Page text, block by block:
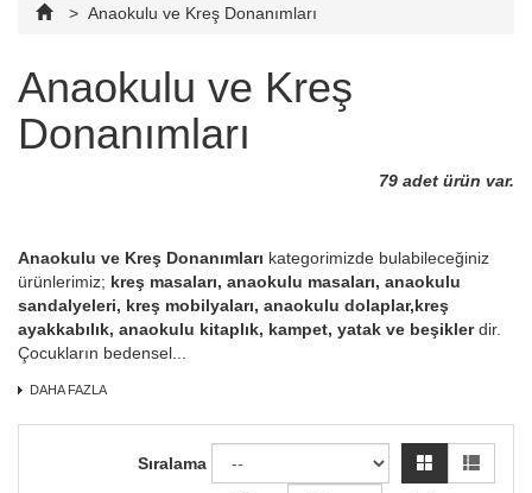
> Anaokulu ve Kreş Donanımları
Anaokulu ve Kreş
Donanımları
79 adet ürün var.
Anaokulu ve Kreş Donanımları kategorimizde bulabileceğiniz
ürünlerimiz; kreş masaları, anaokulu masaları, anaokulu
sandalyeleri, kreş mobilyaları, anaokulu dolaplar,kreş
ayakkabılık, anaokulu kitaplık, kampet, yatak ve beşiklerdir.
Çocukların bedensel...
DAHA FAZLA
Sıralama